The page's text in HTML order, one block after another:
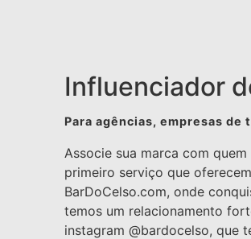
Influenciador
Para agências, empresas de
Associe sua marca com
primeiro serviço que
BarDoCelso.com, onde
temos um relacionamento
instagram @bardocelso, que